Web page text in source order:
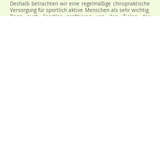
Deshalb betrachten wir eine regelmäßige chiropraktische
Versorgung für sportlich aktive Menschen als sehr wichtig.
Denn auch Sportler profitieren von den Zielen der